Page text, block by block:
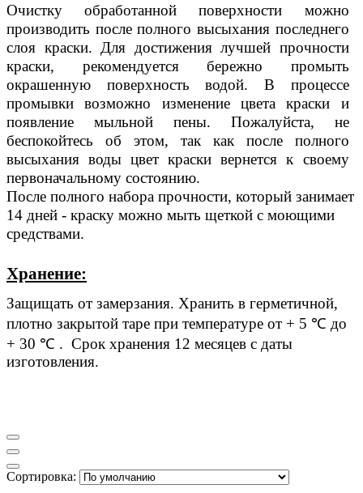
Очистку обработанной поверхности можно
производить после полного высыхания последнего
слоя краски. Для достижения лучшей прочности
краски, рекомендуется бережно промыть
окрашенную поверхность водой. В процессе
промывки возможно изменение цвета краски и
появление мыльной пены. Пожалуйста, не
беспокойтесь об этом, так как после полного
высыхания воды цвет краски вернется к своему
первоначальному состоянию.
После полного набора прочности, который занимает
14 дней - краску можно мыть щеткой с моющими
средствами.
Хранение:
Защищать от замерзания. Хранить в герметичной,
плотно закрытой таре при температуре от + 5 ℃ до
+ 30 ℃ . Срок хранения 12 месяцев с даты
изготовления.
Сортировка: